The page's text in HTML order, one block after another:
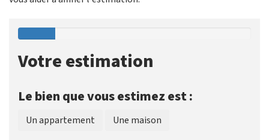
Votre estimation
Le bien que vous estimez est :
Un appartement Une maison